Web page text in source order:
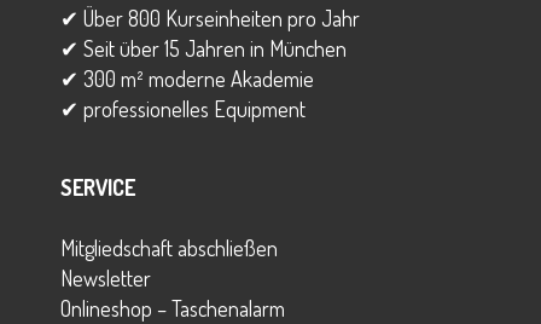
✔ Über 800 Kurseinheiten pro Jahr
✔ Seit über 15 Jahren in München
✔ 300 m² moderne Akademie
✔ professionelles Equipment
SERVICE
Mitgliedschaft abschließen
Newsletter
Onlineshop – Taschenalarm